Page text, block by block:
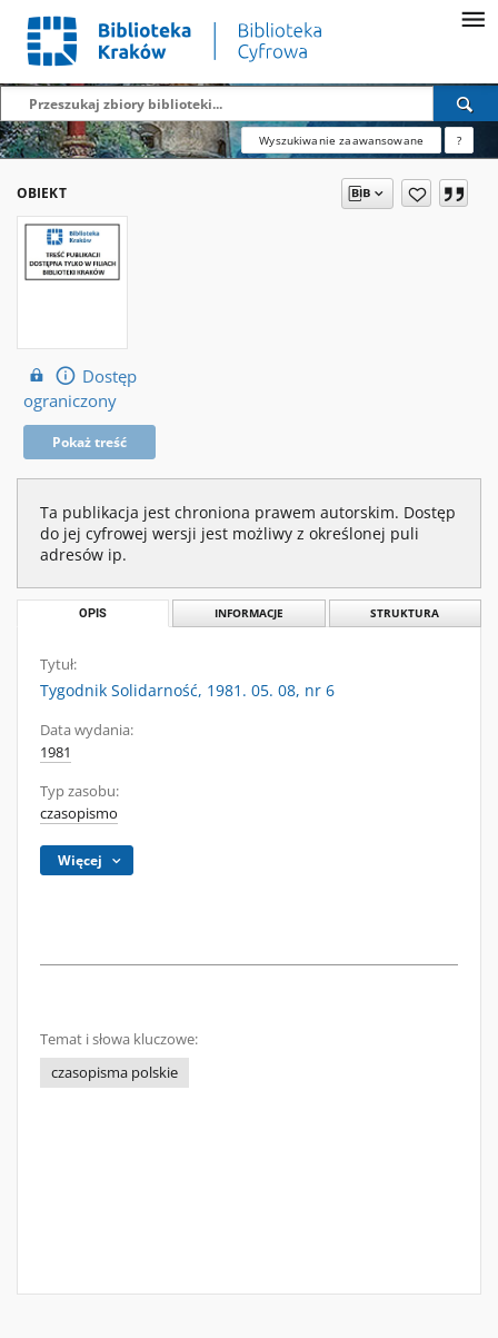
Wyszukiwanie zaawansowane ?
OBIEKT
Dostęp
ograniczony
Pokaż treść
Ta publikacja jest chroniona prawem autorskim. Dostęp
do jej cyfrowej wersji jest możliwy z określonej puli
adresów ip.
OPIS INFORMACJE STRUKTURA
Tytuł:
Tygodnik Solidarność, 1981. 05. 08, nr 6
Data wydania:
1981
Typ zasobu:
czasopismo
Więcej
Temat i słowa kluczowe:
czasopisma polskie